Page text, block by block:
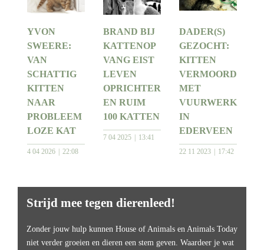
YVON
SWEERE:
VAN
SCHATTIG
KITTEN
NAAR
PROBLEEM
LOZE KAT
4 04 2026 22:08
BRAND BIJ
KATTENOP
VANG EIST
LEVEN
OPRICHTER
EN RUIM
100 KATTEN
7 04 2025 13:41
DADER(S)
GEZOCHT:
KITTEN
VERMOORD
MET
VUURWERK
IN
EDERVEEN
22 11 2023 17:42
Strijd mee tegen dierenleed!
Zonder jouw hulp kunnen House of Animals en Animals Today
niet verder groeien en dieren een stem geven. Waardeer je wat